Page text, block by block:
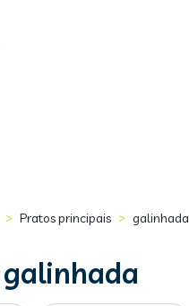
> Pratos principais > galinhada
galinhada